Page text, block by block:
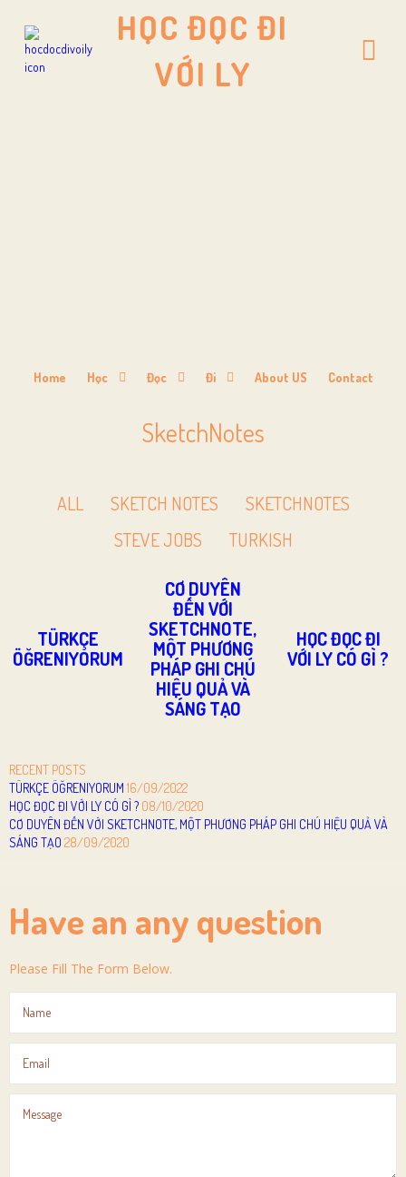
HỌC ĐỌC ĐI
VỚI LY
Home Học Đọc Đi About US Contact
SketchNotes
ALL SKETCH NOTES
SKETCHNOTES
STEVE JOBS
TURKISH
TÜRKÇE
ÖĞRENIYORUM
CƠ DUYÊN
ĐẾN VỚI
SKETCHNOTE,
MỘT PHƯƠNG
PHÁP GHI CHÚ
HIỆU QUẢ VÀ
SÁNG TẠO
HỌC ĐỌC ĐI
VỚI LY CÓ GÌ ?
RECENT POSTS
TÜRKÇE ÖĞRENIYORUM 16/09/2022
HỌC ĐỌC ĐI VỚI LY CÓ GÌ ? 08/10/2020
CƠ DUYÊN ĐẾN VỚI SKETCHNOTE, MỘT PHƯƠNG PHÁP GHI CHÚ HIỆU QUẢ VÀ
SÁNG TẠO 28/09/2020
Have an any question
Please Fill The Form Below.